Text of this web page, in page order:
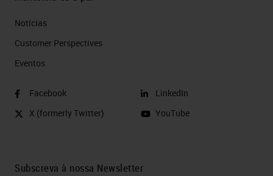
Notícias
Customer Perspectives​
Eventos
Facebook
X (formerly Twitter)
LinkedIn
YouTube
Subscreva à nossa Newsletter